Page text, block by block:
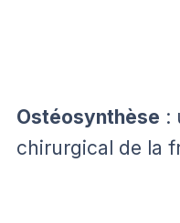
Ostéosynthèse :
chirurgical de la